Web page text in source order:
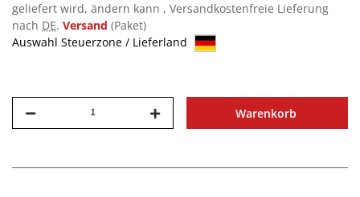
geliefert wird, ändern kann , Versandkostenfreie Lieferung
nach DE. Versand (Paket)
Auswahl Steuerzone / Lieferland
Warenkorb